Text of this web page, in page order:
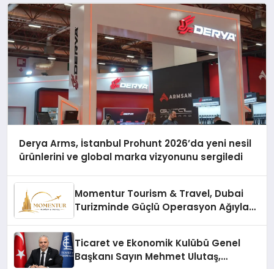
Derya Arms, İstanbul Prohunt 2026’da yeni nesil
ürünlerini ve global marka vizyonunu sergiledi
Momentur Tourism & Travel, Dubai
Turizminde Güçlü Operasyon Ağıyla
Ticaret ve Ekonomik Kulübü Genel
Başkanı Sayın Mehmet Ulutaş,